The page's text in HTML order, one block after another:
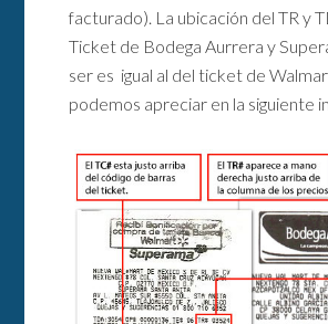
facturado). La ubicación del TR y
Ticket de Bodega Aurrera y
ser es igual al del ticket de
podemos apreciar en la siguiente